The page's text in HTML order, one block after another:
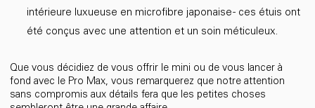
intérieure luxueuse en microfibre japonaise - ces étuis ont
été conçus avec une attention et un soin méticuleux.
Que vous décidiez de vous offrir le mini ou de vous lancer à
fond avec le Pro Max, vous remarquerez que notre attention
sans compromis aux détails fera que les petites choses